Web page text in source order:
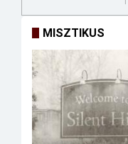
MISZTIKUS